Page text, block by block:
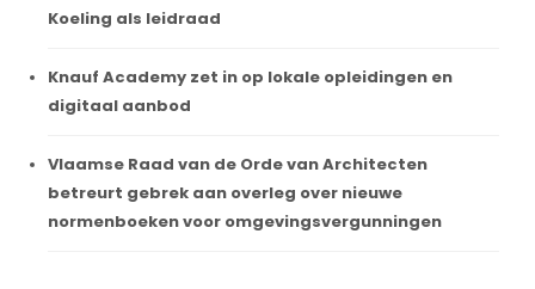
Koeling als leidraad
Knauf Academy zet in op lokale opleidingen en
digitaal aanbod
Vlaamse Raad van de Orde van Architecten
betreurt gebrek aan overleg over nieuwe
normenboeken voor omgevingsvergunningen